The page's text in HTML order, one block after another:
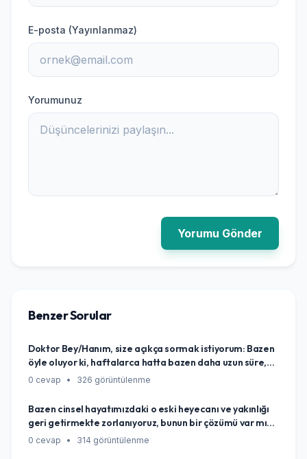
E-posta (Yayınlanmaz)
Yorumunuz
Yorumu Gönder
Benzer Sorular
Doktor Bey/Hanım, size açıkça sormak istiyorum: Bazen
öyle oluyor ki, haftalarca hatta bazen daha uzun süre,
cinsellik aklıma bile gelmiyor, hiç canım istemiyor. Sanki
Eskiden böyle değildim. Bu durum normal mi, yoksa
vücudumda yanlış giden bir şeyler mi var diye
endişeleniyorum?
0 cevap • 326 görüntülenme
Bazen cinsel hayatımızdaki o eski heyecanı ve yakınlığı
geri getirmekte zorlanıyoruz, bunun bir çözümü var mı
merak ediyorum?
0 cevap • 314 görüntülenme